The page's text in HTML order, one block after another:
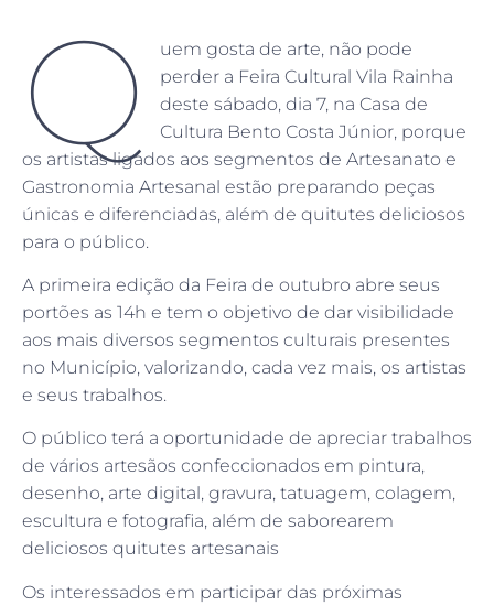
Q
uem gosta de arte, não pode
perder a Feira Cultural Vila Rainha
deste sábado, dia 7, na Casa de
Cultura Bento Costa Júnior, porque
os artistas ligados aos segmentos de Artesanato e
Gastronomia Artesanal estão preparando peças
únicas e diferenciadas, além de quitutes deliciosos
para o público.
A primeira edição da Feira de outubro abre seus
portões as 14h e tem o objetivo de dar visibilidade
aos mais diversos segmentos culturais presentes
no Município, valorizando, cada vez mais, os artistas
e seus trabalhos.
O público terá a oportunidade de apreciar trabalhos
de vários artesãos confeccionados em pintura,
desenho, arte digital, gravura, tatuagem, colagem,
escultura e fotografia, além de saborearem
deliciosos quitutes artesanais
Os interessados em participar das próximas